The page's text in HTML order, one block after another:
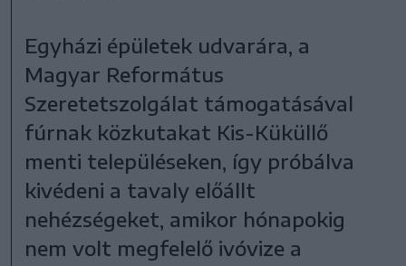
Egyházi épületek udvarára, a
Magyar Református
Szeretetszolgálat támogatásával
fúrnak közkutakat Kis-Küküllő
menti településeken, így próbálva
kivédeni a tavaly előállt
nehézségeket, amikor hónapokig
nem volt megfelelő ivóvize a